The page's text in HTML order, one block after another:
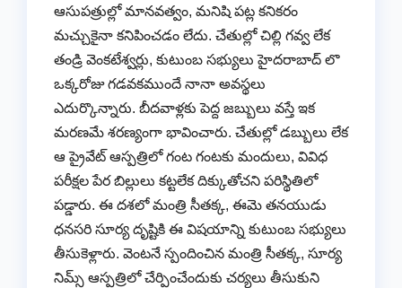
ఆసుపత్రుల్లో మానవత్వం, మనిషి పట్ల కనికరం
మచ్చుకైనా కనిపించడం లేదు. చేతుల్లో చిల్లి గవ్వ లేక
తండ్రి వెంకటేశ్వర్లు, కుటుంబ సభ్యులు హైదరాబాద్ లొ
ఒక్కరోజు గడవకముందే నానా అవస్థలు
ఎదుర్కొన్నారు. బీదవాళ్లకు పెద్ద జబ్బులు వస్తే ఇక
మరణమే శరణ్యంగా భావించారు. చేతుల్లో డబ్బులు లేక
ఆ ప్రైవేట్ ఆస్పత్రిలో గంట గంటకు మందులు, వివిధ
పరీక్షల పేర బిల్లులు కట్టలేక దిక్కుతోచని పరిస్థితిలో
పడ్డారు. ఈ దశలో మంత్రి సీతక్క, ఈమె తనయుడు
ధనసరి సూర్య దృష్టికి ఈ విషయాన్ని కుటుంబ సభ్యులు
తీసుకెళ్లారు. వెంటనే స్పందించిన మంత్రి సీతక్క, సూర్య
నిమ్స్ ఆస్పత్రిలో చేర్పించేందుకు చర్యలు తీసుకుని